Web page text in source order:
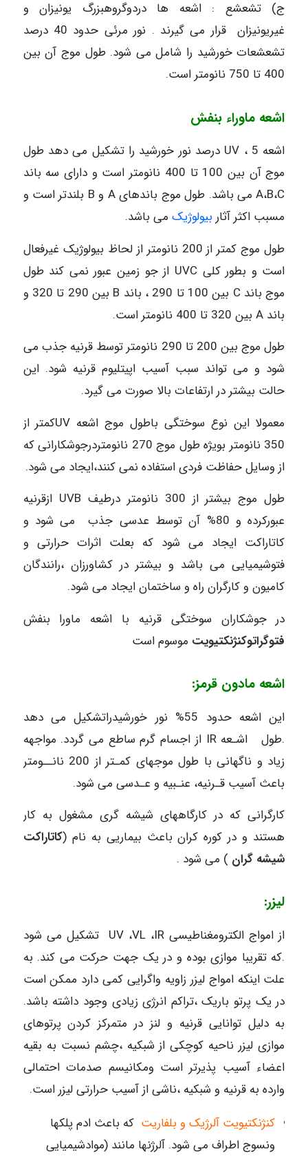
ج) تشعشع : اشعه ها دردوگروهبزرگ یونیزان و
غیریونیزان قرار می گیرند . نور مرئی حدود 40 درصد
تشعشعات خورشید را شامل می شود. طول موج آن بین
400 تا 750 نانومتر است.
اشعه ماوراء بنفش
اشعه UV ، 5 درصد نور خورشید را تشکیل می دهد طول
موج آن بین 100 تا 400 نانومتر است و دارای سه باند
A،B،C می باشد. طول موج باندهای A و B بلندتر است و
مسبب اکثر آثاربیولوژیک می باشد.
طول موج کمتر از 200 نانومتر از لحاظ بیولوژیک غیرفعال
است و بطور کلی UVC از جو زمین عبور نمی کند طول
موج باند C بین 100 تا 290 ، باند B بین 290 تا 320 و
باند A بین 320 تا 400 نانومتر است.
طول موج بین 200 تا 290 نانومتر توسط قرنیه جذب می
شود و می تواند سبب آسیب اپیتلیوم قرنیه شود. این
حالت بیشتر در ارتفاعات بالا صورت می گیرد.
معمولا این نوع سوختگی باطول موج اشعه UVکمتر از
350 نانومتر بویژه طول موج 270 نانومتردرجوشکارانی که
از وسایل حفاظت فردی استفاده نمی کنند،ایجاد می شود.
طول موج بیشتر از 300 نانومتر درطیف UVB ازقرنیه
عبورکرده و 80% آن توسط عدسی جذب می شود و
کاتاراکت ایجاد می شود که بعلت اثرات حرارتی و
فتوشیمیایی می باشد و بیشتر در کشاورزان ،رانندگان
کامیون و کارگران راه و ساختمان ایجاد می شود.
در جوشکاران سوختگی قرنیه با اشعه ماورا بنفش
فتوگراتوکنژنکتیویت موسوم است
اشعه مادون قرمز:
این اشعه حدود 55% نور خورشیدراتشکیل می دهد
.طول اشـعه IR از اجسام گرم ساطع می گردد. مواجهه
زیاد و ناگهانی با طول موجهای کمـتر از 200 نانــومتر
باعث آسیب قـرنیه، عنـبیه و عـدسی می شود.
کارگرانی که در کارگاههای شیشه گری مشغول به کار
هستند و در کوره کران باعث بیماریی به نام (کاتاراکت
شیشه گران ) می شود .
لیزر:
از امواج الکترومغناطیسی UV ،VL ،IR تشکیل می شود
.که تقریبا موازی بوده و در یک جهت حرکت می کند. به
علت اینکه امواج لیزر زاویه واگرایی کمی دارد ممکن است
در یک پرتو باریک ،تراکم انرژی زیادی وجود داشته باشد.
به دلیل توانایی قرنیه و لنز در متمرکز کردن پرتوهای
موازی لیزر ناحیه کوچکی از شبکیه ،چشم نسبت به بقیه
اعضاء آسیب پذیرتر است ومکانیسم صدمات احتمالی
وارده به قرنیه و شبکیه ،ناشی از آسیب حرارتی لیزر است.
کنژنکتیویت آلرژیک و بلفاریت که باعث ادم پلکها
ونسوج اطراف می شود. آلرژنها مانند (موادشیمیایی